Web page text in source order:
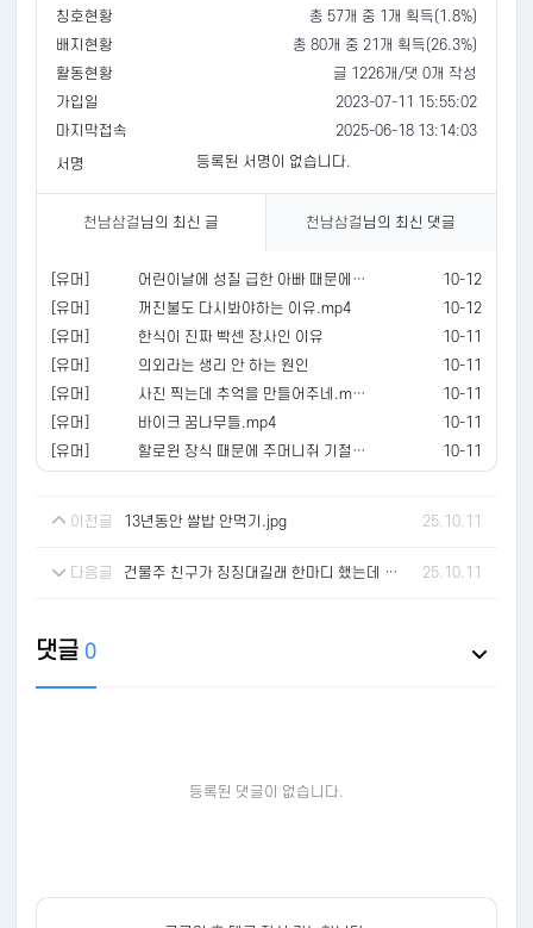
칭호현황
총 57개 중 1개 획득(1.8%)
배지현황
총 80개 중 21개 획득(26.3%)
활동현황
글 1226개/댓 0개 작성
가입일
2023-07-11 15:55:02
마지막접속
2025-06-18 13:14:03
서명
등록된 서명이 없습니다.
천남삼걸 님의 최신 글 천남삼걸 님의 최신 댓글
[유머] 어린이날에 성질 급한 아빠 때문에 서운했음.jpg
10-12
[유머]
꺼진불도 다시봐야하는 이유.mp4
10-12
[유머]
한식이 진짜 빡센 장사인 이유
10-11
[유머]
의외라는 생리 안 하는 원인
10-11
[유머]
사진 찍는데 추억을 만들어주네.mp4
10-11
[유머]
바이크 꿈나무들.mp4
10-11
[유머]
할로윈 장식 때문에 주머니쥐 기절초풍.mp4 10-11
이전글 13년동안 쌀밥 안먹기.jpg 25.10.11
다음글 건물주 친구가 징징대길래 한마디 했는데 예의 없나요.jpg 25.10.11
댓글 0
등록된 댓글이 없습니다.